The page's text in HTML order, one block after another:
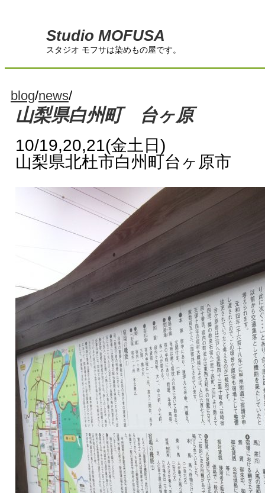
Studio MOFUSA
スタジオ モフサは染めもの屋です。
blog/news/
山梨県白州町 台ヶ原
10/19,20,21(金土日)
山梨県北杜市白州町台ヶ原市